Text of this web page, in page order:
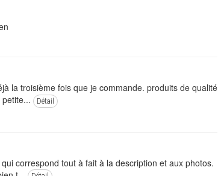
la troisième fois que je commande. produits de qualité
Détail
correspond tout à fait à la description et aux photos.